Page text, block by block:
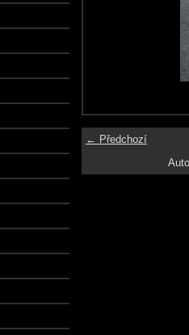
← Předchozí